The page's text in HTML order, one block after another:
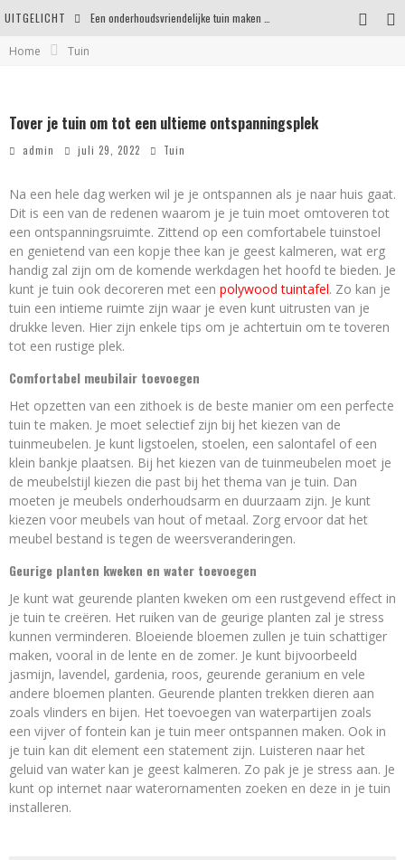
UITGELICHT
Waarom persoonlijk matrasadvies het verschil maakt
Home Tuin
Tover je tuin om tot een ultieme ontspanningsplek
admin juli 29, 2022 Tuin
Na een hele dag werken wil je je ontspannen als je naar huis gaat.
Dit is een van de redenen waarom je je tuin moet omtoveren tot
een ontspanningsruimte. Zittend op een comfortabele tuinstoel
en genietend van een kopje thee kan je geest kalmeren, wat erg
handig zal zijn om de komende werkdagen het hoofd te bieden. Je
kunt je tuin ook decoreren met een polywood tuintafel. Zo kan je
tuin een intieme ruimte zijn waar je even kunt uitrusten van je
drukke leven. Hier zijn enkele tips om je achtertuin om te toveren
tot een rustige plek.
Comfortabel meubilair toevoegen
Het opzetten van een zithoek is de beste manier om een ​​perfecte
tuin te maken. Je moet selectief zijn bij het kiezen van de
tuinmeubelen. Je kunt ligstoelen, stoelen, een salontafel of een
klein bankje plaatsen. Bij het kiezen van de tuinmeubelen moet je
de meubelstijl kiezen die past bij het thema van je tuin. Dan
moeten je meubels onderhoudsarm en duurzaam zijn. Je kunt
kiezen voor meubels van hout of metaal. Zorg ervoor dat het
meubel bestand is tegen de weersveranderingen.
Geurige planten kweken en water toevoegen
Je kunt wat geurende planten kweken om een ​​rustgevend effect in
je tuin te creëren. Het ruiken van de geurige planten zal je stress
kunnen verminderen. Bloeiende bloemen zullen je tuin schattiger
maken, vooral in de lente en de zomer. Je kunt bijvoorbeeld
jasmijn, lavendel, gardenia, roos, geurende geranium en vele
andere bloemen planten. Geurende planten trekken dieren aan
zoals vlinders en bijen. Het toevoegen van waterpartijen zoals
een vijver of fontein kan je tuin meer ontspannen maken. Ook in
je tuin kan dit element een statement zijn. Luisteren naar het
geluid van water kan je geest kalmeren. Zo pak je je stress aan. Je
kunt op internet naar waterornamenten zoeken en deze in je tuin
installeren.